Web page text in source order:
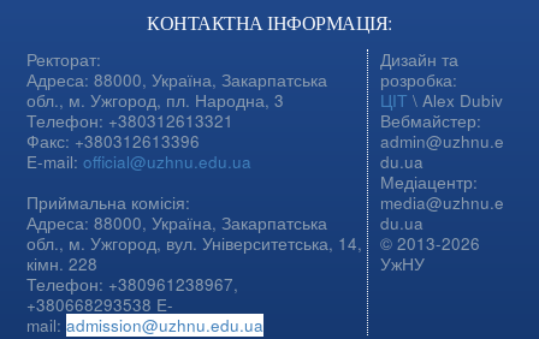
КОНТАКТНА ІНФОРМАЦІЯ:
Ректорат:
Адреса: 88000, Україна, Закарпатська
обл., м. Ужгород, пл. Народна, 3
Телефон: +380312613321
Факс: +380312613396
E-mail:official@uzhnu.edu.ua
Приймальна комісія:
Адреса: 88000, Україна, Закарпатська
обл., м. Ужгород, вул. Університетська, 14,
кімн. 228
Телефон: +380961238967,
+380668293538 E-
mail:admission@uzhnu.edu.ua
Дизайн та
розробка:
ЦІТ \ Alex Dubiv
Вебмайстер:
admin@uzhnu.e
du.ua
Медіацентр:
media@uzhnu.e
du.ua
© 2013-2026
УжНУ